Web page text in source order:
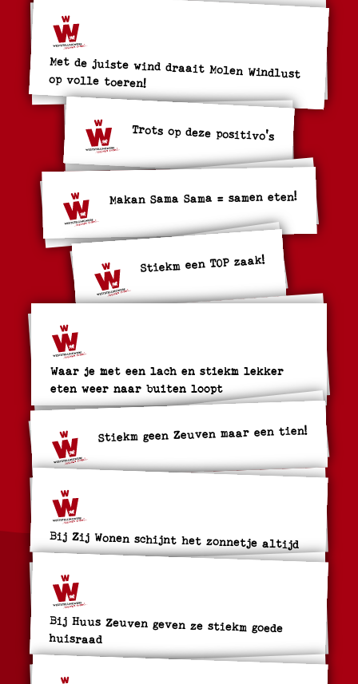
Met de juiste wind draait Molen Windlust
op volle toeren!
Trots op deze positivo's
Makan Sama Sama = samen eten!
Stiekm een TOP zaak!
Waar je met een lach en stiekm lekker
eten weer naar buiten loopt
Stiekm geen Zeuven maar een tien!
Bij Zij Wonen schijnt het zonnetje altijd
Bij Huus Zeuven geven ze stiekm goede
huisraad